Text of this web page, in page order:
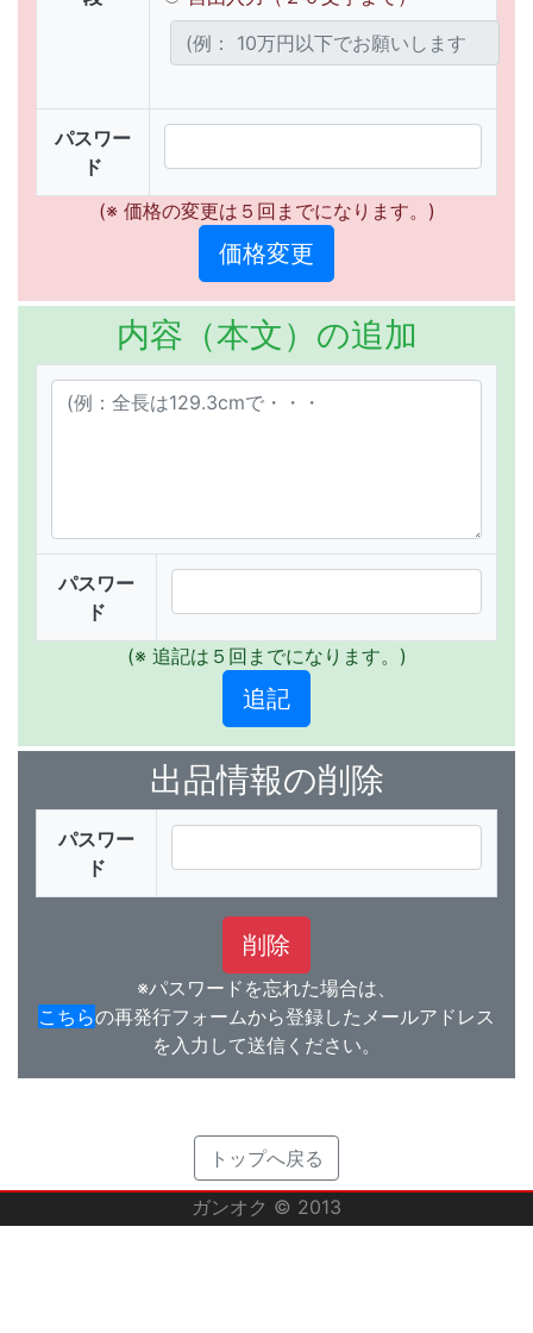
パスワー
ド
(※ 価格の変更は５回までになります。)
内容（本文）の追加
パスワー
ド
(※ 追記は５回までになります。)
出品情報の削除
パスワー
ド
※パスワードを忘れた場合は、
こちらの再発行フォームから登録したメールアドレス
を入力して送信ください。
トップへ戻る
ガンオク © 2013